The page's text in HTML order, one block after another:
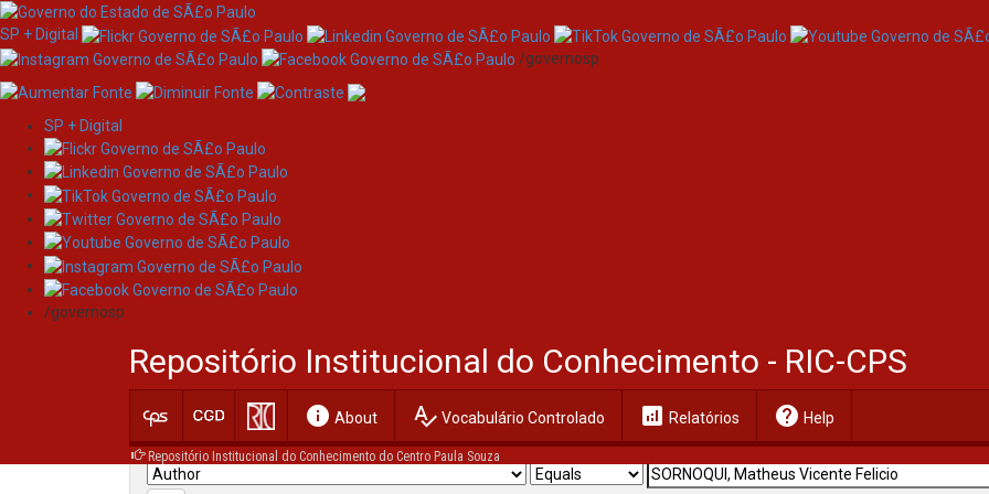
Skip
navigation
SP + Digital
/governosp
SP + Digital
/governosp
Repositório Institucional do Conhecimento - RIC-CPS
info About spellcheck Vocabulário Controlado analytics Relatórios help Help
Repositório Institucional do Conhecimento do Centro Paula Souza
Search
Current filters: